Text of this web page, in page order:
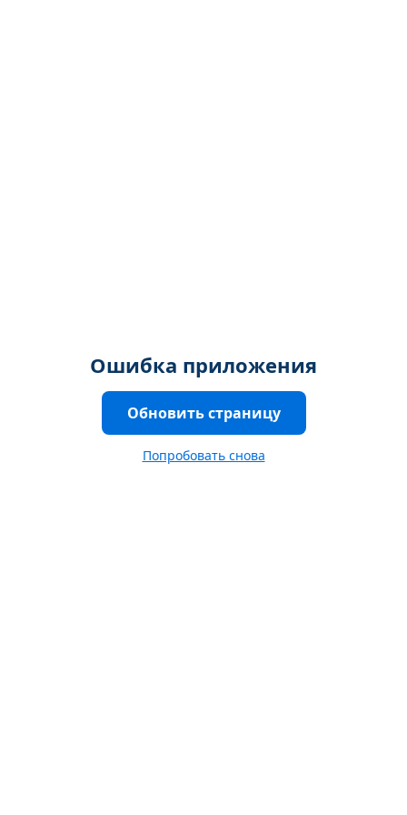
Ошибка приложения
Обновить страницу
Попробовать снова